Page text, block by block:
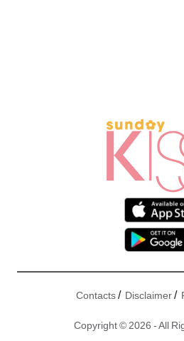
Contacts/ Disclaimer/
Copyright © 2026 - All